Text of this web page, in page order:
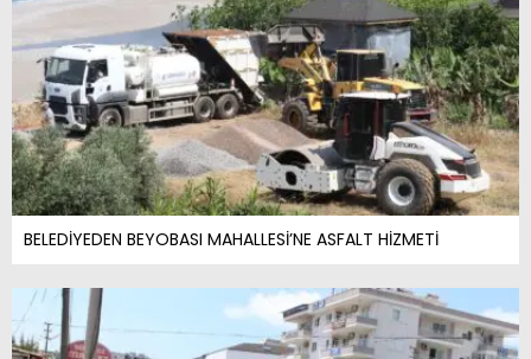
BELEDİYEDEN BEYOBASI MAHALLESİ’NE ASFALT HİZMETİ